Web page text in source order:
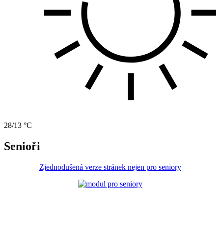
28/13 °C
Senioři
Zjednodušená verze stránek nejen pro seniory